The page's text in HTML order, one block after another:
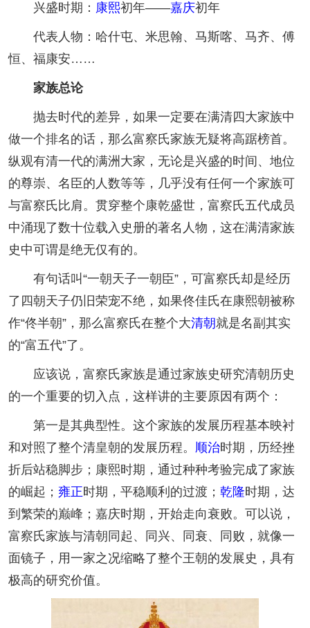
兴盛时期： 康熙初年——嘉庆初年
代表人物：哈什屯、米思翰、马斯喀、马齐、傅
恒、福康安……
家族总论
抛去时代的差异，如果一定要在满清四大家族中
做一个排名的话，那么富察氏家族无疑将高踞榜首。
纵观有清一代的满洲大家，无论是兴盛的时间、地位
的尊崇、名臣的人数等等，几乎没有任何一个家族可
与富察氏比肩。贯穿整个康乾盛世，富察氏五代成员
中涌现了数十位载入史册的著名人物，这在满清家族
史中可谓是绝无仅有的。
有句话叫“一朝天子一朝臣”，可富察氏却是经历
了四朝天子仍旧荣宠不绝，如果佟佳氏在康熙朝被称
作“佟半朝”，那么富察氏在整个大清朝就是名副其实
的“富五代”了。
应该说，富察氏家族是通过家族史研究清朝历史
的一个重要的切入点，这样讲的主要原因有两个：
第一是其典型性。这个家族的发展历程基本映衬
和对照了整个清皇朝的发展历程。 顺治时期，历经挫
折后站稳脚步；康熙时期，通过种种考验完成了家族
的崛起； 雍正时期，平稳顺利的过渡； 乾隆时期，达
到繁荣的巅峰；嘉庆时期，开始走向衰败。可以说，
富察氏家族与清朝同起、同兴、同衰、同败，就像一
面镜子，用一家之况缩略了整个王朝的发展史，具有
极高的研究价值。